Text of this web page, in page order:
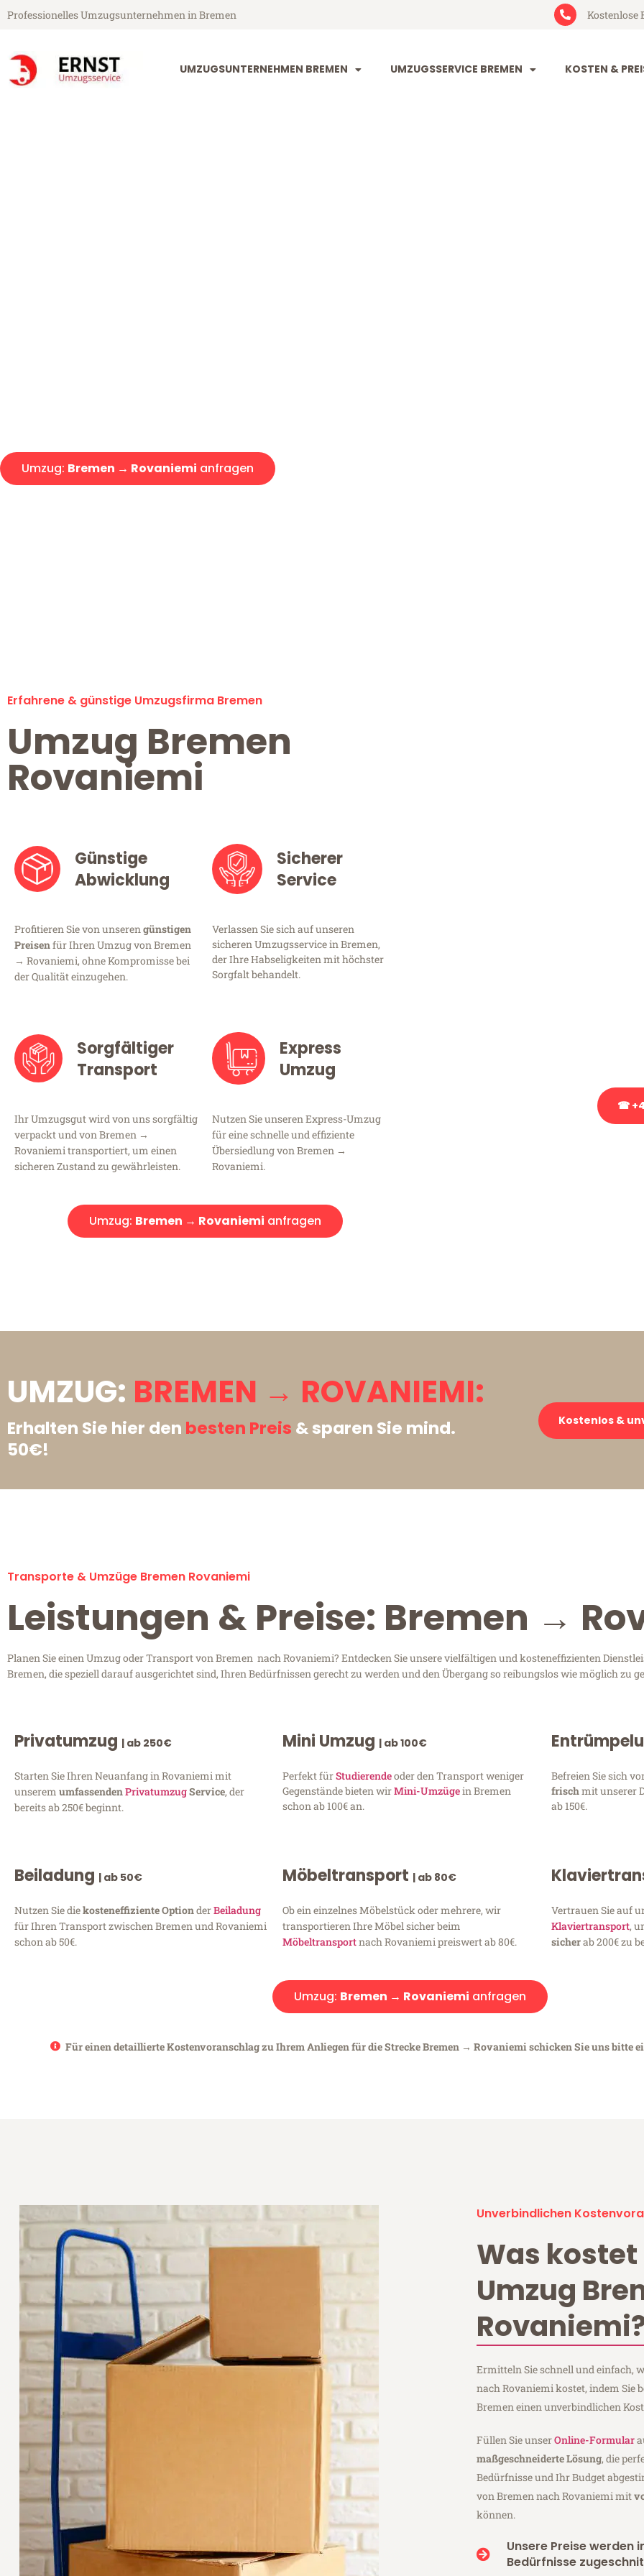
Professionelles Umzugsunternehmen in Bremen Kostenlose
UMZUGSUNTERNEHMEN BREMEN UMZUGSSERVICE BREMEN KOSTEN &
Umzug: Bremen → Rovaniemi anfragen
Erfahrene & günstige Umzugsfirma Bremen
Umzug Bremen
Rovaniemi
Günstige
Abwicklung
Profitieren Sie von unserengünstigen
Preisenfür Ihren Umzug von Bremen
→ Rovaniemi, ohne Kompromisse bei
der Qualität einzugehen.
Sicherer
Service
Verlassen Sie sich auf unseren
sicheren Umzugsservice in Bremen,
der Ihre Habseligkeiten mit höchster
Sorgfalt behandelt.
Sorgfältiger
Transport
Ihr Umzugsgut wird von uns sorgfältig
verpackt und von Bremen →
Rovaniemi transportiert, um einen
sicheren Zustand zu gewährleisten.
Express
Umzug
Nutzen Sie unseren Express-Umzug
für eine schnelle und effiziente
Übersiedlung von Bremen →
Rovaniemi.
Umzug: Bremen → Rovaniemi anfragen
☎
UMZUG: BREMEN → ROVANIEMI:
Erhalten Sie hier den besten Preis & sparen Sie mind.
50€!
Kostenlos &
Transporte & Umzüge Bremen Rovaniemi
Leistungen & Preise: Bremen →
Planen Sie einen Umzug oder Transport von Bremen nach Rovaniemi? Entdecken Sie unsere vielfältigen und kosteneffizienten
Bremen, die speziell darauf ausgerichtet sind, Ihren Bedürfnissen gerecht zu werden und den Übergang so reibungslos wie möglich zu
Privatumzug | ab 250€
Starten Sie Ihren Neuanfang in Rovaniemi mit
unserem umfassendenPrivatumzugService, der
bereits ab 250€ beginnt.
Mini Umzug | ab 100€
Perfekt fürStudierendeoder den Transport weniger
Gegenstände bieten wirMini-Umzügein Bremen
schon ab 100€ an.
Befreien Sie sich
frischmit unserer
ab 150€.
Beiladung | ab 50€
Nutzen Sie diekosteneffiziente OptionderBeiladung
für Ihren Transport zwischen Bremen und Rovaniemi
schon ab 50€.
Möbeltransport | ab 80€
Ob ein einzelnes Möbelstück oder mehrere, wir
transportieren Ihre Möbel sicher beim
Möbeltransportnach Rovaniemi preiswert ab 80€.
Vertrauen Sie auf
Klaviertransport,
sicherab 200€ zu
Umzug: Bremen → Rovaniemi anfragen
Für einen detaillierte Kostenvoranschlag zu Ihrem Anliegen für die Strecke Bremen → Rovaniemi schicken Sie uns bitte
Unverbindlichen
Was kostet
Umzug
Ermitteln Sie schnell und einfach,
nach Rovaniemi kostet, indem Sie
Bremen einen unverbindlichen
Füllen Sie unserOnline-Formular
maßgeschneiderte Lösung, die
Bedürfnisse und Ihr Budget
von Bremen nach Rovaniemi mit
können.
Unsere Preise werden
Bedürfnisse